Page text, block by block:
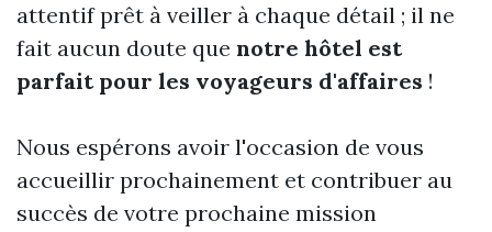
attentif prêt à veiller à chaque détail ; il ne
fait aucun doute que notre hôtel est
parfait pour les voyageurs d'affaires !
Nous espérons avoir l'occasion de vous
accueillir prochainement et contribuer au
succès de votre prochaine mission